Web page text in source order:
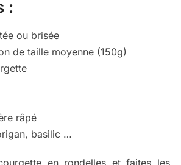
:
ou brisée
de taille moyenne (150g)
râpé
basilic …